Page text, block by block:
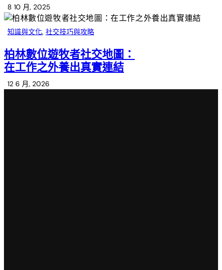
8 10 月, 2025
知識與文化, 社交技巧與攻略
柏林數位遊牧者社交地圖：
在工作之外養出真實連結
12 6 月, 2026